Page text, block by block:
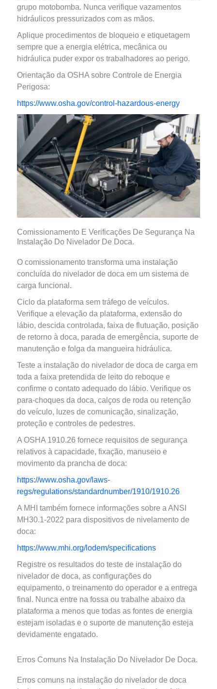
grupo motobomba. Nunca verifique vazamentos
hidráulicos pressurizados com as mãos.
Aplique procedimentos de bloqueio e etiquetagem
sempre que a energia elétrica, mecânica ou
hidráulica puder expor os trabalhadores ao perigo.
Orientação da OSHA sobre Controle de Energia
Perigosa:
https://www.osha.gov/control-hazardous-energy
Comissionamento E Verificações De Segurança Na
Instalação Do Nivelador De Doca.
O comissionamento transforma uma instalação
concluída do nivelador de doca em um sistema de
carga funcional.
Ciclo da plataforma sem tráfego de veículos.
Verifique a elevação da plataforma, extensão do
lábio, descida controlada, faixa de flutuação, posição
de retorno à doca, parada de emergência, suporte de
manutenção e folga da mangueira hidráulica.
Teste a instalação do nivelador de doca de carga em
toda a faixa pretendida de leito do reboque e
confirme o contato adequado do lábio. Verifique os
para-choques da doca, calços de roda ou retenção
do veículo, luzes de comunicação, sinalização,
proteção e controles de pedestres.
A OSHA 1910.26 fornece requisitos de segurança
relativos à capacidade, fixação, manuseio e
movimento da prancha de doca:
https://www.osha.gov/laws-
regs/regulations/standardnumber/1910/1910.26
A MHI também fornece informações sobre a ANSI
MH30.1-2022 para dispositivos de nivelamento de
doca:
https://www.mhi.org/lodem/specifications
Registre os resultados do teste de instalação do
nivelador de doca, as configurações do
equipamento, o treinamento do operador e a entrega
final. Nunca entre na fossa ou trabalhe abaixo da
plataforma a menos que todas as fontes de energia
estejam isoladas e o suporte de manutenção esteja
devidamente engatado.
Erros Comuns Na Instalação Do Nivelador De Doca.
Erros comuns na instalação do nivelador de doca